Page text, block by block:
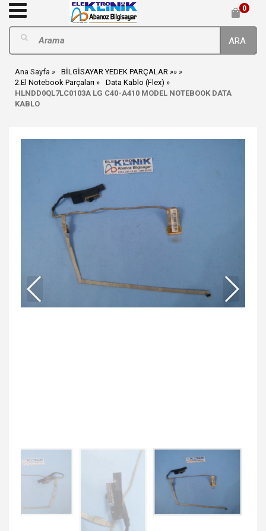
0
ARA
Ana Sayfa BİLGİSAYAR YEDEK PARÇALAR
»
2.El Notebook Parçaları
»
Data Kablo (Flex)
HLNDD0QL7LC0103A LG C40-A410 MODEL NOTEBOOK DATA
KABLO